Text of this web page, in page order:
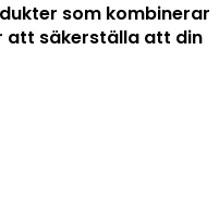
som kombinerar
att säkerställa att din